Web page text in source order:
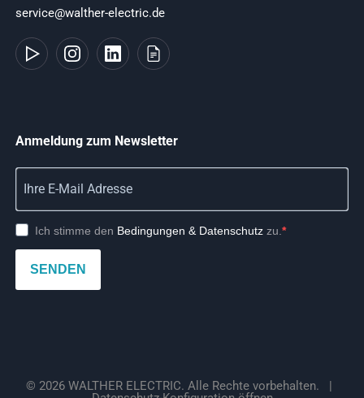
service@walther-electric.de
Anmeldung zum Newsletter
Ich stimme den Bedingungen & Datenschutz zu.
SENDEN
© 2026 WALTHER ELECTRIC. Alle Rechte vorbehalten.
|